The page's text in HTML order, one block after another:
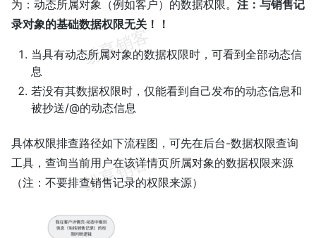
为：动态所属对象（例如客户）的数据权限。 注：与销售记
录对象的基础数据权限无关！！
当具有动态所属对象的数据权限时，可看到全部动态信
息
若没有其数据权限时，仅能看到自己发布的动态信息和
被抄送/@的动态信息
具体权限排查路径如下流程图，可先在后台-数据权限查询
工具，查询当前用户在该详情页所属对象的数据权限来源
（注：不要排查销售记录的权限来源）